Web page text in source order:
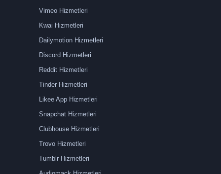
Vimeo Hizmetleri
Kwai Hizmetleri
Dailymotion Hizmetleri
Discord Hizmetleri
Reddit Hizmetleri
Tinder Hizmetleri
Likee App Hizmetleri
Snapchat Hizmetleri
Clubhouse Hizmetleri
Trovo Hizmetleri
Tumblr Hizmetleri